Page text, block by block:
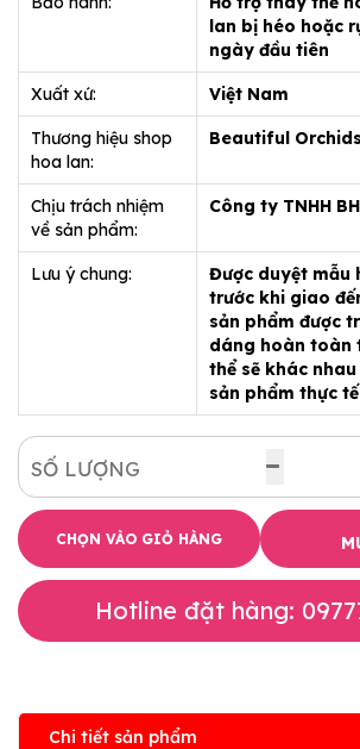
lan bị héo hoặc
ngày đầu tiên
Xuất xứ: Việt Nam
Thương hiệu shop
hoa lan:
Beautiful Orchids
Chịu trách nhiệm
về sản phẩm:
Công ty TNHH
Lưu ý chung:
Được duyệt mẫu
trước khi giao
sản phẩm được
dáng hoàn toàn
thể sẽ khác
sản phẩm thực
SỐ LƯỢNG
CHỌN VÀO GIỎ HÀNG
Hotline đặt hàng:
Chi tiết sản phẩm